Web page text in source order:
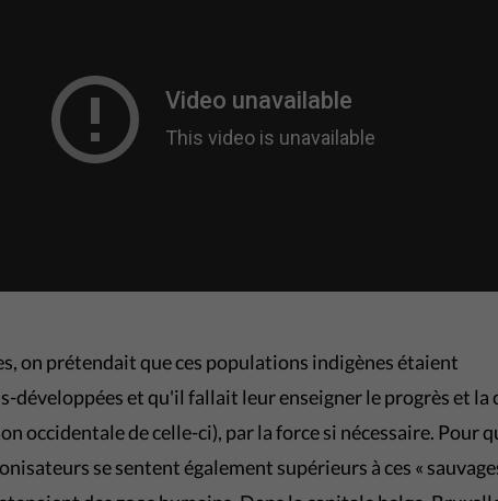
on prétendait que ces populations indigènes étaient
développées et qu'il fallait leur enseigner le progrès et
occidentale de celle-ci), par la force si nécessaire. Pour
se sentent également supérieurs à ces «